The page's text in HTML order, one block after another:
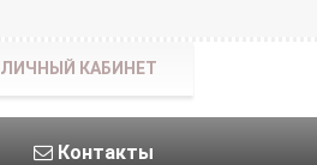
Контакты
ЛИЧНЫЙ КАБИНЕТ